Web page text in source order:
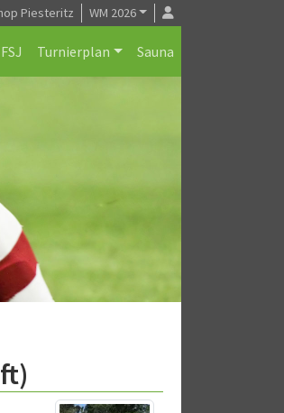
Piesteritz WM 2026
FSJ Turnierplan Sauna